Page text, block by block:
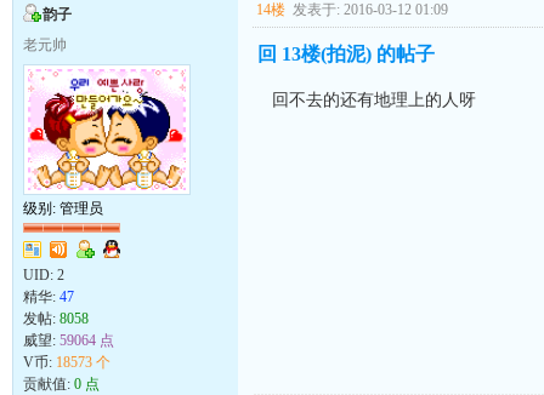
韵子
老元帅
级别: 管理员
UID: 2
精华: 47
发帖: 8058
威望: 59064 点
V币: 18573 个
贡献值: 0 点
14楼 发表于: 2016-03-12 01:09
回 13楼(拍泥) 的帖子
回不去的还有地理上的人呀